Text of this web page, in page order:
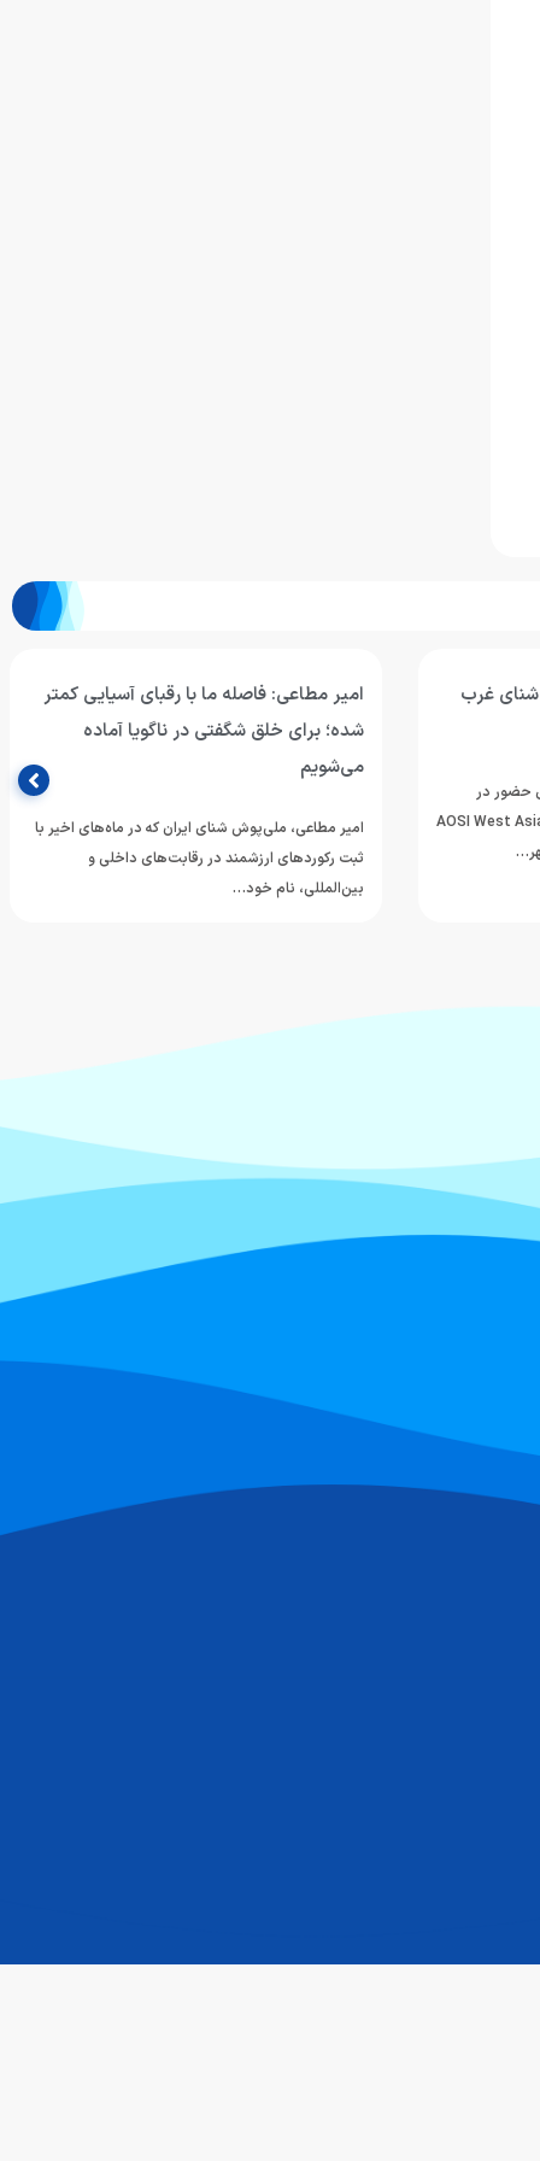
کمتر
اخیر با
و
بازگشت تیم‌های ملی شنا و شیرجه جوانان
ایران از بانکوک
تیم‌های ملی شنا و شیرجه جوانان ایران پس از حضور در
دوازدهمین دوره مسابقات قهرمانی رده‌های سنی
ورزش‌های آبی آسیا…